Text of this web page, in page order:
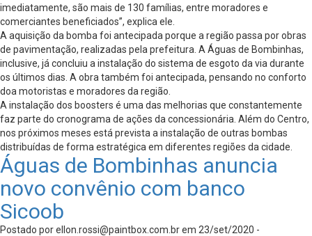
imediatamente, são mais de 130 famílias, entre moradores e
comerciantes beneficiados”, explica ele.
A aquisição da bomba foi antecipada porque a região passa por obras
de pavimentação, realizadas pela prefeitura. A Águas de Bombinhas,
inclusive, já concluiu a instalação do sistema de esgoto da via durante
os últimos dias. A obra também foi antecipada, pensando no conforto
doa motoristas e moradores da região.
A instalação dos boosters é uma das melhorias que constantemente
faz parte do cronograma de ações da concessionária. Além do Centro,
nos próximos meses está prevista a instalação de outras bombas
distribuídas de forma estratégica em diferentes regiões da cidade.
Águas de Bombinhas anuncia
novo convênio com banco
Sicoob
Postado porellon.rossi@paintbox.com.brem 23/set/2020 -